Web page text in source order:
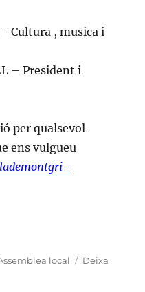
– Cultura , musica i
– President i
per qualsevol
ens vulgueu
local
Deixa